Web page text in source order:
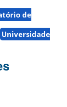
de
Universidade